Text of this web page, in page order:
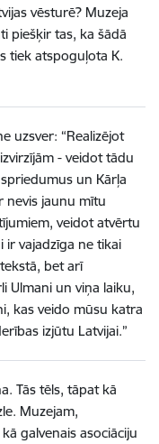
vēsturē? Muzeja
piešķir tas, ka šādā
tiek atspoguļota K.
uzsver: “Realizējot
- veidot tādu
un Kārļa
nevis jaunu mītu
veidot atvērtu
ir vajadzīga ne tikai
bet arī
Ulmani un viņa laiku,
kas veido mūsu katra
izjūtu Latvijai.”
Tās tēls, tāpat kā
Muzejam,
galvenais asociāciju